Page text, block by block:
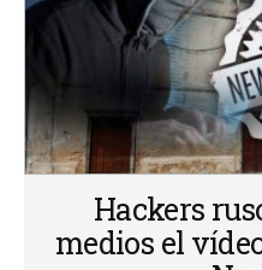
Hackers
medios el